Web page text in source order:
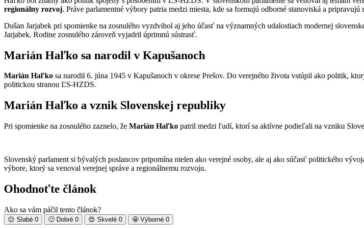
regionálny rozvoj. Práve parlamentné výbory patria medzi miesta, kde sa formujú odborné stanoviská a pripravujú
Dušan Jarjabek pri spomienke na zosnulého vyzdvihol aj jeho účasť na významných udalostiach modernej
Jarjabek. Rodine zosnulého zároveň vyjadril úprimnú sústrasť.
Marián Haľko sa narodil v Kapušanoch
Marián Haľko sa narodil 6. júna 1945 v Kapušanoch v okrese Prešov. Do verejného života vstúpil ako politik,
politickou stranou ĽS-HZDS.
Marián Haľko a vznik Slovenskej republiky
Pri spomienke na zosnulého zaznelo, že Marián Haľko patril medzi ľudí, ktorí sa aktívne podieľali na vzniku
Slovenský parlament si bývalých poslancov pripomína nielen ako verejné osoby, ale aj ako súčasť politického
výbore, ktorý sa venoval verejnej správe a regionálnemu rozvoju.
Ohodnoťte článok
Ako sa vám páčil tento článok?
😕 Slabé 0 🙂 Dobré 0 😍 Skvelé 0 🤩 Výborné 0